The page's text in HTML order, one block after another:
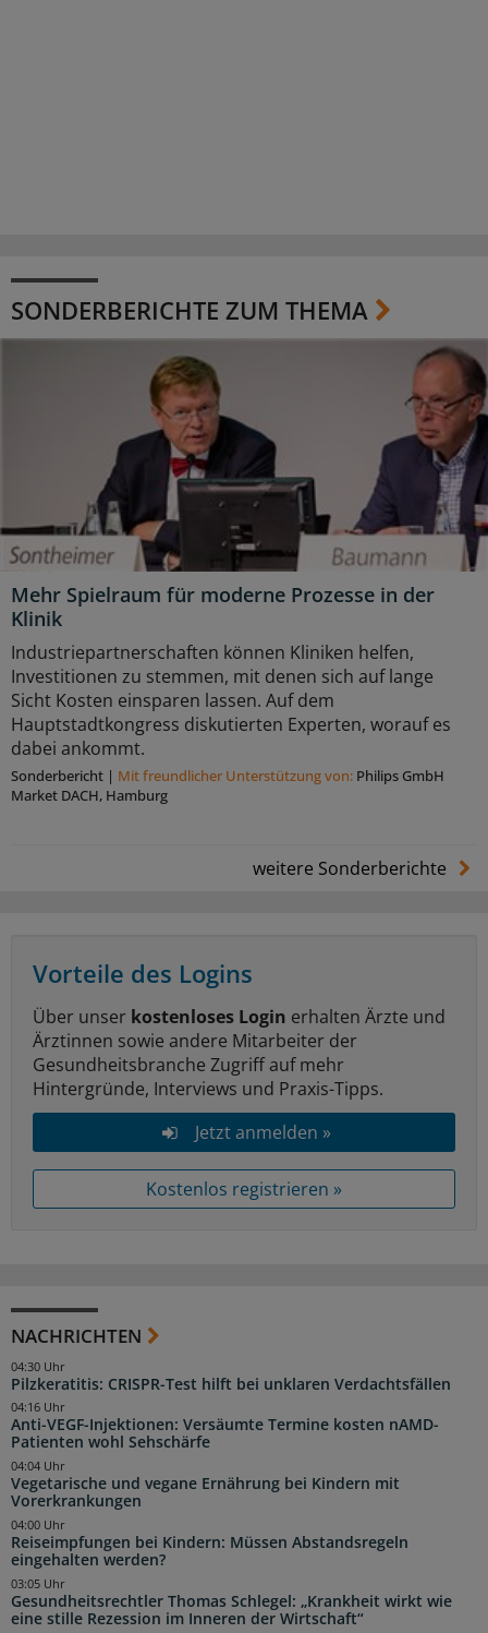
SONDERBERICHTE ZUM THEMA
Mehr Spielraum für moderne Prozesse in der
Klinik
Industriepartnerschaften können Kliniken helfen,
Investitionen zu stemmen, mit denen sich auf lange
Sicht Kosten einsparen lassen. Auf dem
Hauptstadtkongress diskutierten Experten, worauf es
dabei ankommt.
Sonderbericht | Mit freundlicher Unterstützung von: Philips GmbH
Market DACH, Hamburg
weitere Sonderberichte
Vorteile des Logins
Über unser kostenloses Login erhalten Ärzte und
Ärztinnen sowie andere Mitarbeiter der
Gesundheitsbranche Zugriff auf mehr
Hintergründe, Interviews und Praxis-Tipps.
Jetzt anmelden »
Kostenlos registrieren »
NACHRICHTEN
Pilzkeratitis: CRISPR-Test hilft bei unklaren Verdachtsfällen
04:30 Uhr
Anti-VEGF-Injektionen: Versäumte Termine kosten nAMD-
Patienten wohl Sehschärfe
04:16 Uhr
Vegetarische und vegane Ernährung bei Kindern mit
Vorerkrankungen
04:04 Uhr
Reiseimpfungen bei Kindern: Müssen Abstandsregeln
eingehalten werden?
04:00 Uhr
Gesundheitsrechtler Thomas Schlegel: „Krankheit wirkt wie
eine stille Rezession im Inneren der Wirtschaft“
03:05 Uhr